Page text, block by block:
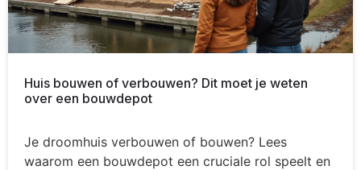
Huis bouwen of verbouwen? Dit moet je weten
over een bouwdepot
Je droomhuis verbouwen of bouwen? Lees
waarom een bouwdepot een cruciale rol speelt en